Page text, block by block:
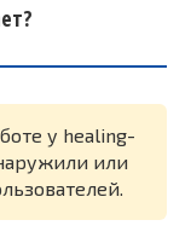
у healing-
или